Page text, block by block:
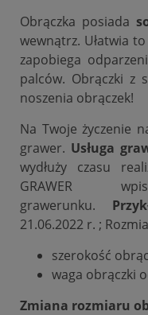
Obrączka posiada
wewnątrz. Ułatwia
zapobiega
palców. Obrączki z
noszenia obrączek!
Na Twoje życzenie
grawer. Usługa
wydłuży czasu
GRAWER
grawerunku.
21.06.2022 r. ;
szerokość
waga obrączki
Zmiana rozmiaru